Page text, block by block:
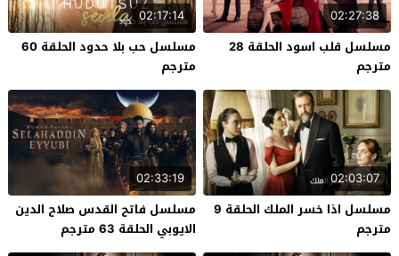
02:27:38
مسلسل قلب اسود الحلقة 28
مترجم
02:17:14
مسلسل حب بلا حدود الحلقة 60
مترجم
02:03:07
مسلسل اذا خسر الملك الحلقة 9
مترجم
02:33:19
مسلسل فاتح القدس صلاح الدين
الايوبي الحلقة 63 مترجم